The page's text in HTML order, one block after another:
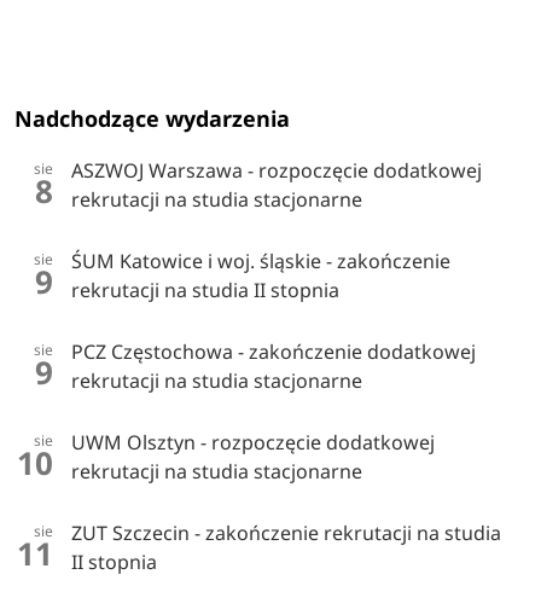
Nadchodzące wydarzenia
sie
8
ASZWOJ Warszawa - rozpoczęcie dodatkowej
rekrutacji na studia stacjonarne
sie
9
ŚUM Katowice i woj. śląskie - zakończenie
rekrutacji na studia II stopnia
sie
9
PCZ Częstochowa - zakończenie dodatkowej
rekrutacji na studia stacjonarne
sie
10
UWM Olsztyn - rozpoczęcie dodatkowej
rekrutacji na studia stacjonarne
sie
11
ZUT Szczecin - zakończenie rekrutacji na studia
II stopnia